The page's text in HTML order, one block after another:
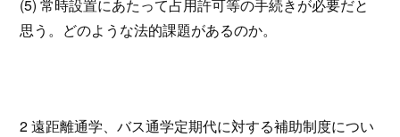
(5) 常時設置にあたって占用許可等の手続きが必要だと
思う。どのような法的課題があるのか。
2 遠距離通学、バス通学定期代に対する補助制度につい